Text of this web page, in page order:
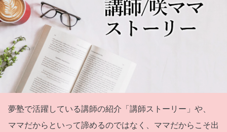
夢塾で活躍している講師の紹介「講師ストーリー」や、
ママだからといって諦めるのではなく、ママだからこそ出